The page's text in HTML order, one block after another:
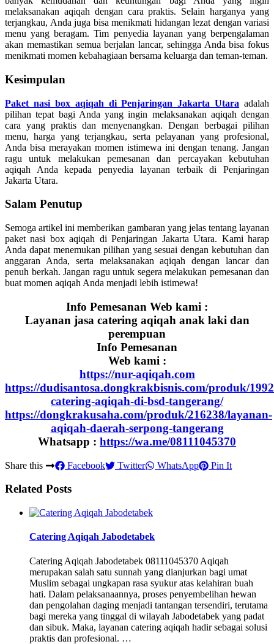
melaksanakan aqiqah dengan cara praktis. Selain harganya yang
terjangkau, Anda juga bisa menikmati hidangan lezat dengan variasi
menu yang beragam. Tim penyedia layanan yang berpengalaman
akan memastikan semua berjalan lancar, sehingga Anda bisa fokus
menikmati momen kebahagiaan bersama keluarga dan teman-teman.
Kesimpulan
Paket nasi box aqiqah di Penjaringan Jakarta Utara adalah
pilihan tepat bagi Anda yang ingin melaksanakan aqiqah dengan
cara yang praktis dan menyenangkan. Dengan berbagai pilihan
menu, harga yang terjangkau, serta pelayanan yang profesional,
Anda bisa merayakan momen istimewa ini dengan tenang. Jangan
ragu untuk melakukan pemesanan dan percayakan kebutuhan
aqiqah Anda kepada penyedia layanan terbaik di Penjaringan
Jakarta Utara.
Salam Penutup
Semoga artikel ini memberikan gambaran yang jelas tentang layanan
paket nasi box aqiqah di Penjaringan Jakarta Utara. Kami harap
Anda dapat menemukan pilihan yang sesuai dengan kebutuhan dan
anggaran Anda, serta melaksanakan aqiqah dengan lancar dan
penuh berkah. Jangan ragu untuk segera melakukan pemesanan dan
buat momen aqiqah Anda menjadi lebih istimewa!
Info Pemesanan Web kami :
Layanan jasa catering aqiqah anak laki dan
perempuan
Info Pemesanan
Web kami :
https://nur-aqiqah.com
https://dudisantosa.dongkrakbisnis.com/produk/
catering-aqiqah-di-bsd-tangerang/
https://dongkrakusaha.com/produk/216238/layanan-
aqiqah-daerah-serpong-tangerang
Whatsapp : https://wa.me/08111045370
Share this Facebook Twitter WhatsApp Pin It
Related Posts
Catering Aqiqah Jabodetabek
Catering Aqiqah Jabodetabek 08111045370 Aqiqah
merupakan salah satu sunnah yang dianjurkan bagi umat
Muslim sebagai ungkapan rasa syukur atas kelahiran buah
hati. Dalam pelaksanaannya, proses penyembelihan hewan
dan pengolahan daging menjadi tantangan tersendiri, terutama
bagi mereka yang tinggal di wilayah Jabodetabek yang padat
dan sibuk. Maka, layanan catering aqiqah hadir sebagai solusi
praktis dan profesional. …